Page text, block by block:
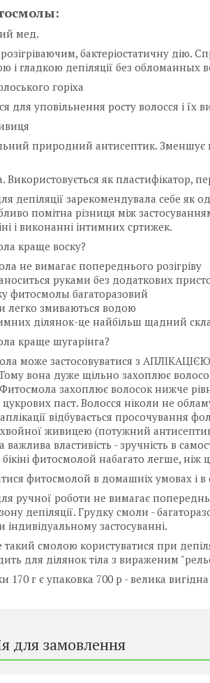
мед.
бактеріостатичну дію.
і гладкою депіляції без обломанных
горіха
для уповільнення росту волосся і їх
природний антисептик. Зменшує
Використовується як
депіляції зарекомендувала себе як
помітна різниця між
і виконанні інтимних сртижек.
краще воску?
не вимагає попереднього розігріву
руками без додаткових
фитосмолы багаторазовий
легко змиваються водою
ділянок-це найбільш щадний
краще шугарінга?
може застосовуватися з
вона дуже щільно захоплює
захоплює волосок нижче
цукрових паст. Волосся ніколи не
відбувається просочування
хвойної живицею (потужний
властивість - зручність в
бікіні фитосмолой набагато легше,
фитосмолой в домашніх умовах і в
ручної роботи не вимагає
депіляції. Грудку смоли -
індивідуальному застосуванні.
смолою користуватися при
для ділянок тіла з вираженим
170 г є упаковка 700 р - велика
для замовлення